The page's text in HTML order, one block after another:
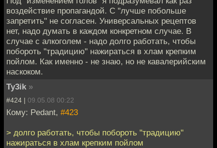
воздействие пропагандой. С "лучше побольше
запретить" не согласен. Универсальных рецептов
нет, надо думать в каждом конкретном случае. В
случае с алкоголем - надо долго работать, чтобы
побороть "традицию" нажираться в хлам крепким
пойлом. Как именно - не знаю, но не кавалерийским
наскоком.
Ty3ik »
#424 | 09.05.08 00:22
Кому: Pedant, #423
> долго работать, чтобы побороть "традицию"
нажираться в хлам крепким пойлом